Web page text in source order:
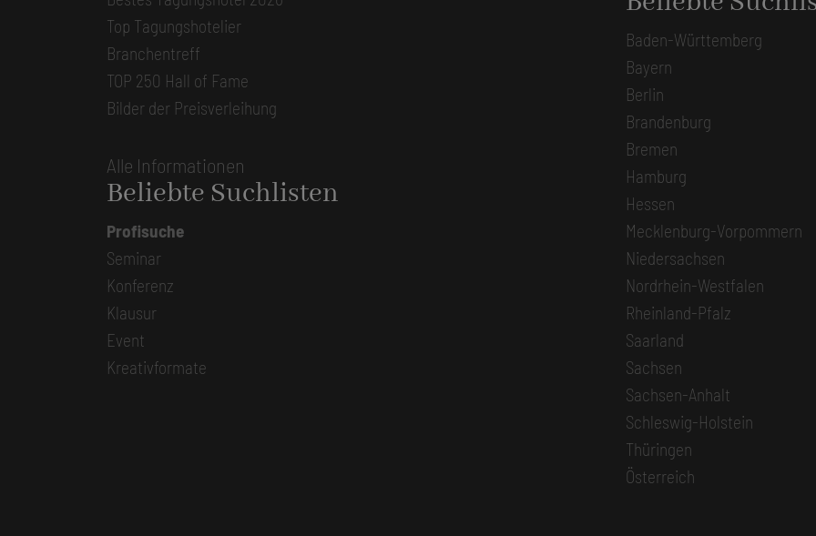
Top Tagungshotelier
Branchentreff
TOP 250 Hall of Fame
Bilder der Preisverleihung
Alle Informationen
Beliebte Suchlisten
Profisuche
Seminar
Konferenz
Klausur
Event
Kreativformate
Baden-Württemberg
Bayern
Berlin
Brandenburg
Bremen
Hamburg
Hessen
Mecklenburg-Vorpommern
Niedersachsen
Nordrhein-Westfalen
Rheinland-Pfalz
Saarland
Sachsen
Sachsen-Anhalt
Schleswig-Holstein
Thüringen
Österreich